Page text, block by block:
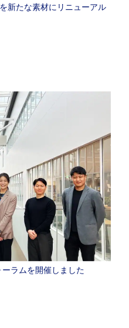
新たな素材にリニューアル
ラムを開催しました